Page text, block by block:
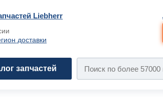
Liebherr
доставки
запчастей